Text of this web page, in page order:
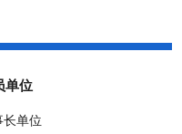
单位
长单位